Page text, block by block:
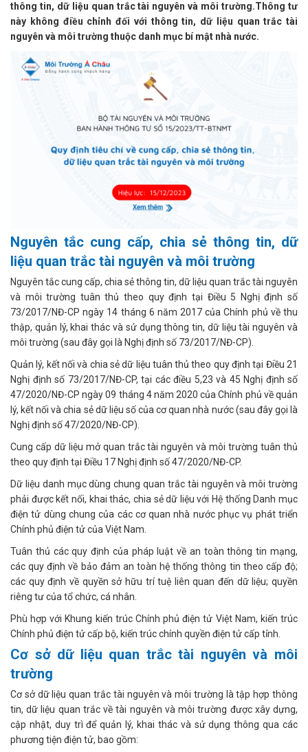
thông tin, dữ liệu quan trắc tài nguyên và môi trường.Thông tư
này không điều chỉnh đối với thông tin, dữ liệu quan trắc tài
nguyên và môi trường thuộc danh mục bí mật nhà nước.
Nguyên tắc cung cấp, chia sẻ thông tin, dữ
liệu quan trắc tài nguyên và môi trường
Nguyên tắc cung cấp, chia sẻ thông tin, dữ liệu quan trắc tài nguyên
và môi trường tuân thủ theo quy định tại Điều 5 Nghị định số
73/2017/NĐ-CP ngày 14 tháng 6 năm 2017 của Chính phủ về thu
thập, quản lý, khai thác và sử dụng thông tin, dữ liệu tài nguyên và
môi trường (sau đây gọi là Nghị định số 73/2017/NĐ-CP).
Quản lý, kết nối và chia sẻ dữ liệu tuân thủ theo quy định tại Điều 21
Nghị định số 73/2017/NĐ-CP, tại các điều 5,23 và 45 Nghị định số
47/2020/NĐ-CP ngày 09 tháng 4 năm 2020 của Chính phủ về quản
lý, kết nối và chia sẻ dữ liệu số của cơ quan nhà nước (sau đây gọi là
Nghị định số 47/2020/NĐ-CP).
Cung cấp dữ liệu mở quan trắc tài nguyên và môi trường tuân thủ
theo quy định tại Điều 17 Nghị định số 47/2020/NĐ-CP.
Dữ liệu danh mục dùng chung quan trắc tài nguyên và môi trường
phải được kết nối, khai thác, chia sẻ dữ liệu với Hệ thống Danh mục
điện tử dùng chung của các cơ quan nhà nước phục vụ phát triển
Chính phủ điện tử của Việt Nam.
Tuân thủ các quy định của pháp luật về an toàn thông tin mạng,
các quy định về bảo đảm an toàn hệ thống thông tin theo cấp độ;
các quy định về quyền sở hữu trí tuệ liên quan đến dữ liệu; quyền
riêng tư của tổ chức, cá nhân.
Phù hợp với Khung kiến trúc Chính phủ điện tử Việt Nam, kiến trúc
Chính phủ điện tử cấp bộ, kiến trúc chính quyền điện tử cấp tỉnh.
Cơ sở dữ liệu quan trắc tài nguyên và môi
trường
Cơ sở dữ liệu quan trắc tài nguyên và môi trường là tập hợp thông
tin, dữ liệu quan trắc về tài nguyên và môi trường được xây dựng,
cập nhật, duy trì để quản lý, khai thác và sử dụng thông qua các
phương tiện điện tử, bao gồm: